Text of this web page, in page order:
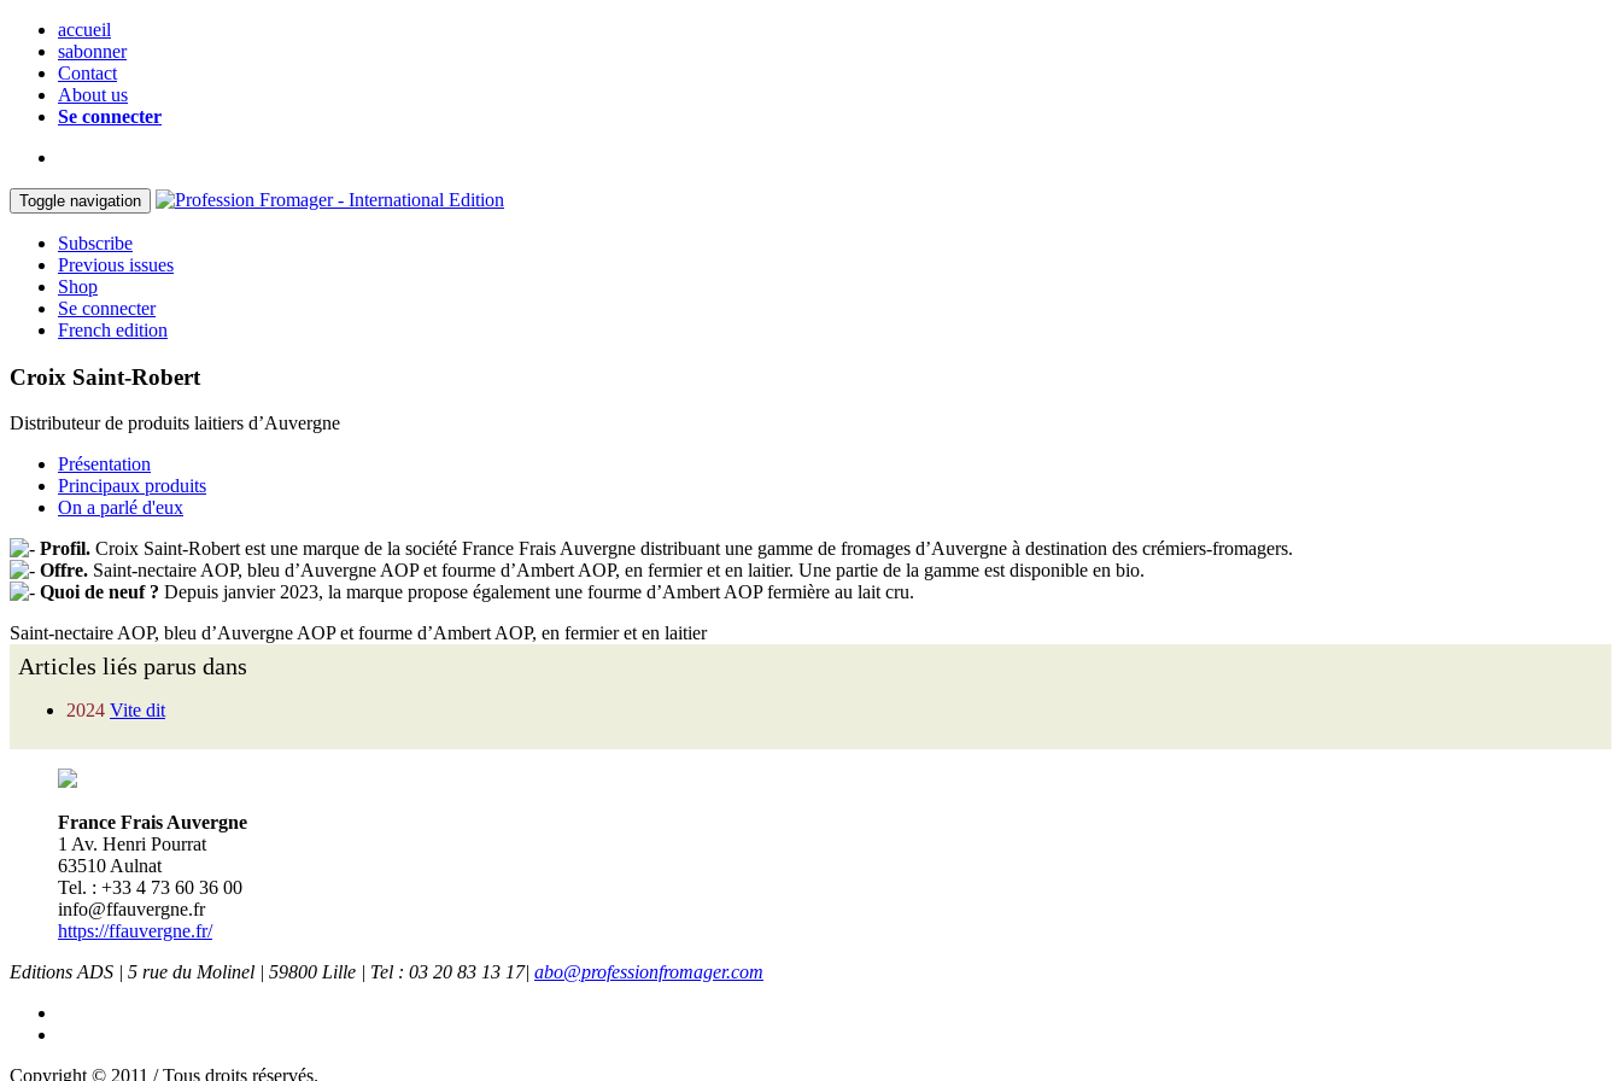
accueil
sabonner
Contact
About us
Se connecter
Toggle navigation
Subscribe
Previous issues
Shop
Se connecter
French edition
Croix Saint-Robert
Distributeur de produits laitiers d’Auvergne
Présentation
Principaux produits
On a parlé d'eux
Profil. Croix Saint-Robert est une marque de la société France Frais Auvergne distribuant une gamme de fromages d’Auvergne à destination des crémiers-fromagers.
Offre. Saint-nectaire AOP, bleu d’Auvergne AOP et fourme d’Ambert AOP, en fermier et en laitier. Une partie de la gamme est disponible en bio.
Quoi de neuf ? Depuis janvier 2023, la marque propose également une fourme d’Ambert AOP fermière au lait cru.
Saint-nectaire AOP, bleu d’Auvergne AOP et fourme d’Ambert AOP, en fermier et en laitier
Articles liés parus dans
2024 Vite dit
France Frais Auvergne
1 Av. Henri Pourrat
63510 Aulnat
Tel. : +33 4 73 60 36 00
info@ffauvergne.fr
https://ffauvergne.fr/
Editions ADS | 5 rue du Molinel | 59800 Lille | Tel : 03 20 83 13 17| abo@professionfromager.com
Copyright © 2011 / Tous droits réservés.